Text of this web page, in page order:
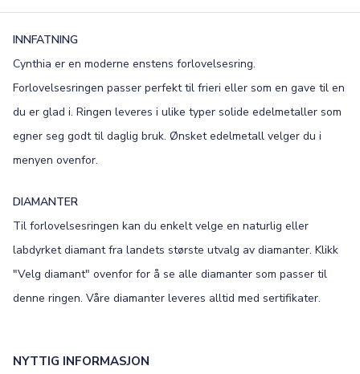
INNFATNING
Cynthia er en moderne enstens forlovelsesring.
Forlovelsesringen passer perfekt til frieri eller som en gave til en
du er glad i. Ringen leveres i ulike typer solide edelmetaller som
egner seg godt til daglig bruk. Ønsket edelmetall velger du i
menyen ovenfor.
DIAMANTER
Til forlovelsesringen kan du enkelt velge en naturlig eller
labdyrket diamant fra landets største utvalg av diamanter. Klikk
"Velg diamant" ovenfor for å se alle diamanter som passer til
denne ringen. Våre diamanter leveres alltid med sertifikater.
NYTTIG INFORMASJON